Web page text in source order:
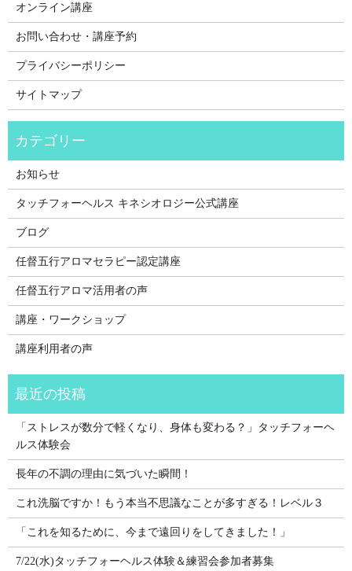
オンライン講座
お問い合わせ・講座予約
プライバシーポリシー
サイトマップ
お知らせ
タッチフォーヘルス キネシオロジー公式講座
ブログ
任督五行アロマセラピー認定講座
任督五行アロマ活用者の声
講座・ワークショップ
講座利用者の声
「ストレスが数分で軽くなり、身体も変わる？」タッチフォーヘ
ルス体験会
長年の不調の理由に気づいた瞬間！
これ洗脳ですか！もう本当不思議なことが多すぎる！レベル３
「これを知るために、今まで遠回りをしてきました！」
7/22(水)タッチフォーヘルス体験＆練習会参加者募集